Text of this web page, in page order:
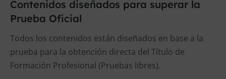
Contenidos diseñados para superar la
Prueba Oficial
Todos los contenidos están diseñados en base a la
prueba para la obtención directa del Título de
Formación Profesional (Pruebas libres).